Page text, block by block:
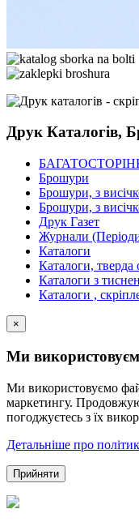
Друк Каталогів,
Брошури
Брошури, з
Брошури, з
Друк Газет
Журнали
Каталоги
Каталоги, тверда
Каталоги з
Каталоги ,
×
Ми
Ми використовуємо
маркетингу.
погоджуєтесь з їх
Детальніше про
Прийняти